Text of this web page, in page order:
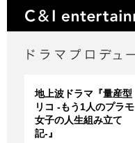
地上波ドラマ『量産型
リコ -もう1人のプラモ
女子の人生組み立て
記-』